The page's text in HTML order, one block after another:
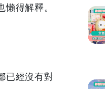
得解釋。
已經沒有對